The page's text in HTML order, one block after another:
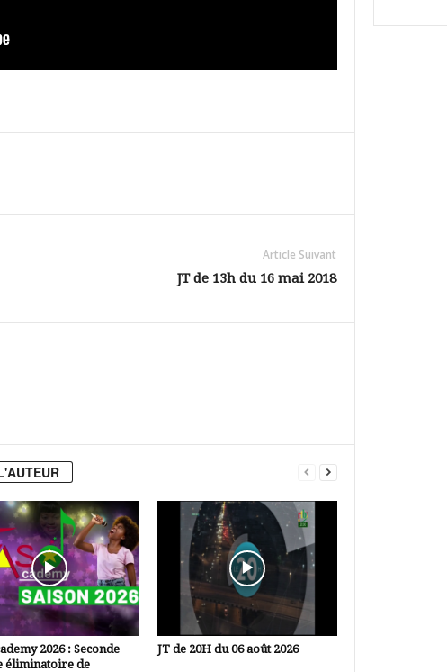
Article Suivant
JT de 13h du 16 mai 2018
2026 : Seconde
éliminatoire de
JT de 20H du 06 août 2026